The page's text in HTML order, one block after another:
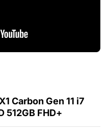
Carbon Gen 11 i7
512GB FHD+